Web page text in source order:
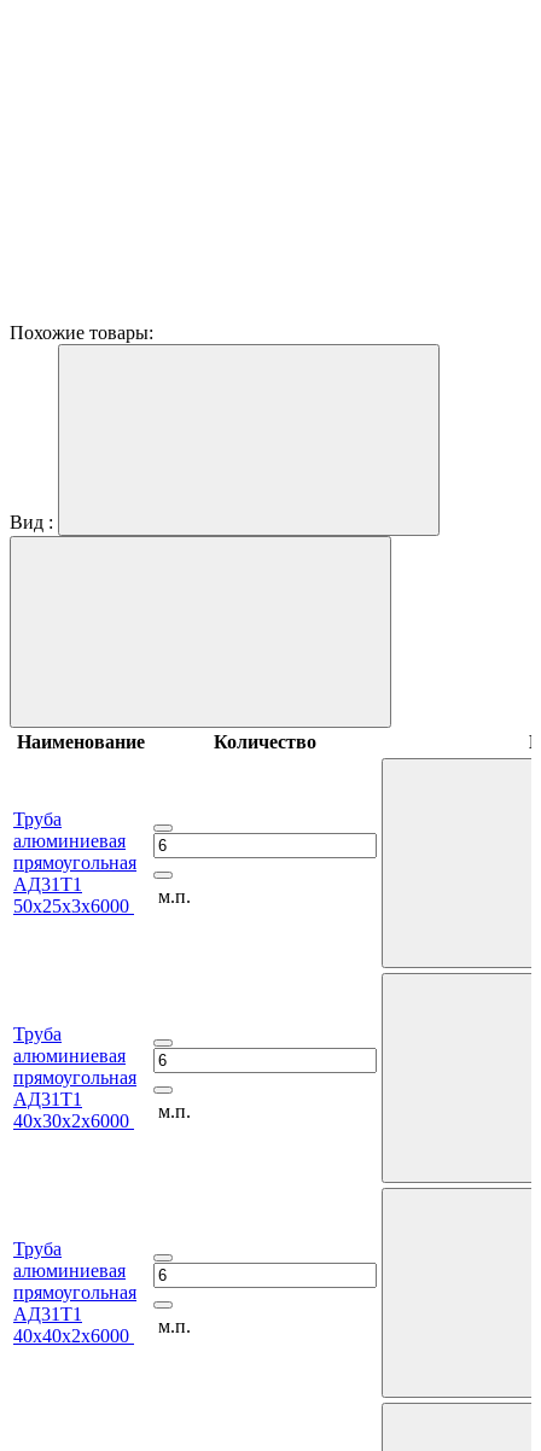
Похожие товары:
Вид :
Наименование Количество
Труба
алюминиевая
прямоугольная
АД31Т1
50х25х3х6000
м.п.
Труба
алюминиевая
прямоугольная
АД31Т1
40х30х2х6000
м.п.
Труба
алюминиевая
прямоугольная
АД31Т1
40х40х2х6000
м.п.